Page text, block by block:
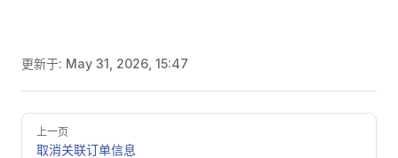
更新于: May 31, 2026, 15:47
Pager
上一页
取消关联订单信息